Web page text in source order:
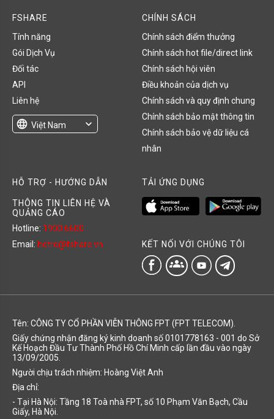
FSHARE
Tính năng
Gói Dịch Vụ
Đối tác
API
Liên hệ
language Việt Nam
expand_more
CHÍNH SÁCH
Chính sách điểm thưởng
Chính sách hot file/direct link
Chính sách hội viên
Điều khoản của dịch vụ
Chính sách và quy định chung
Chính sách bảo mật thông tin
Chính sách bảo vệ dữ liệu cá
nhân
HỖ TRỢ - HƯỚNG DẪN
THÔNG TIN LIÊN HỆ VÀ
QUẢNG CÁO
Hotline: 1900 6600
Email: hotro@fshare.vn
TẢI ỨNG DỤNG
KẾT NỐI VỚI CHÚNG TÔI
groups
Tên: CÔNG TY CỔ PHẦN VIỄN THÔNG FPT (FPT TELECOM).
Giấy chứng nhận đăng ký kinh doanh số 0101778163 - 001 do Sở
Kế Hoạch Đầu Tư Thành Phố Hồ Chí Minh cấp lần đầu vào ngày
13/09/2005.
Người chịu trách nhiệm: Hoàng Việt Anh
Địa chỉ:
- Tại Hà Nội: Tầng 18 Toà nhà FPT, số 10 Phạm Văn Bạch, Cầu
Giấy, Hà Nội.